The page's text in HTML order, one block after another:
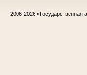
2006-2026 «Государственная